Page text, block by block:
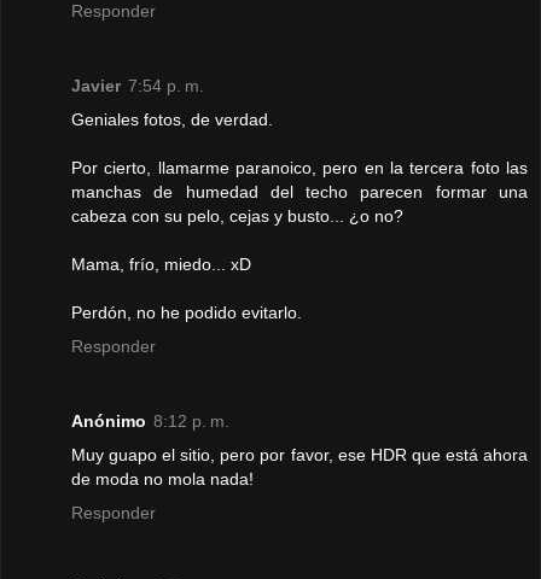
Responder
Javier 7:54 p. m.
Geniales fotos, de verdad.
Por cierto, llamarme paranoico, pero en la tercera foto las
manchas de humedad del techo parecen formar una
cabeza con su pelo, cejas y busto... ¿o no?
Mama, frío, miedo... xD
Perdón, no he podido evitarlo.
Responder
Anónimo 8:12 p. m.
Muy guapo el sitio, pero por favor, ese HDR que está ahora
de moda no mola nada!
Responder